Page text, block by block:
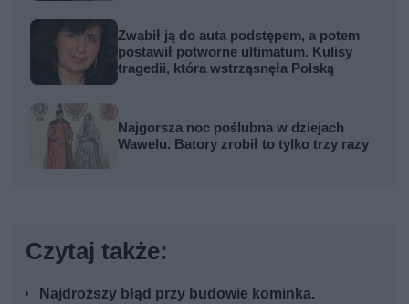
Zwabił ją do auta podstępem, a potem
postawił potworne ultimatum. Kulisy
tragedii, która wstrząsnęła Polską
Najgorsza noc poślubna w dziejach
Wawelu. Batory zrobił to tylko trzy razy
Czytaj także:
Najdroższy błąd przy budowie kominka.